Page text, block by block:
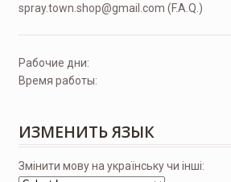
spray.town.shop@gmail.com (F.A.Q.)
Рабочие дни:
Время работы:
ИЗМЕНИТЬ ЯЗЫК
Змінити мову на українську чи інші: